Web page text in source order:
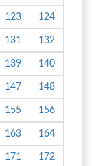
123 124
131 132
139 140
147 148
155 156
163 164
171 172